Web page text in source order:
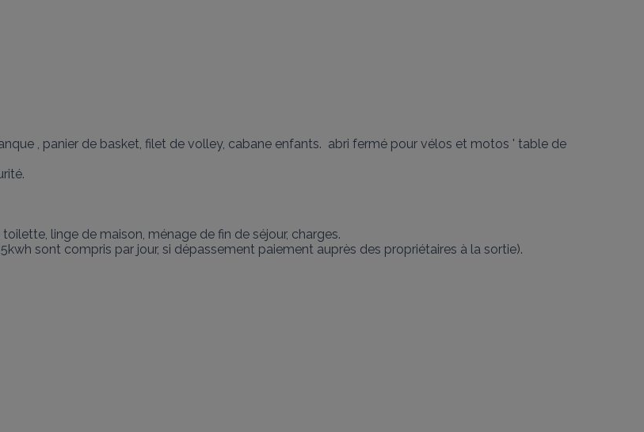
, panier de basket, filet de volley, cabane enfants.  abri fermé pour vélos et motos ' table de
linge de maison, ménage de fin de séjour, charges.
sont compris par jour, si dépassement paiement auprès des propriétaires à la sortie).